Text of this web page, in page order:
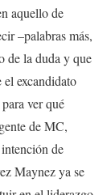
aquello de
–palabras más,
de la duda y que
el excandidato
ver qué
de MC,
de
Maynez ya se